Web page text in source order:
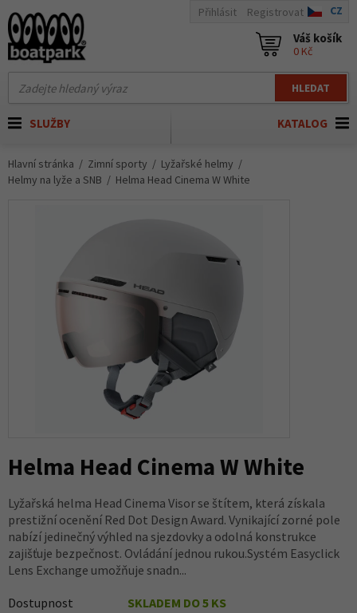
HLEDAT
Přihlásit Registrovat CZ
Váš košík
0 Kč
KATALOG
SLUŽBY
Hlavní stránka Zimní sporty
Lyžařské helmy
Helmy na lyže a SNB
Helma Head Cinema W White
Helma Head Cinema W White
Lyžařská helma Head Cinema Visor se štítem, která získala
prestižní ocenění Red Dot Design Award. Vynikající zorné pole
nabízí jedinečný výhled na sjezdovky a odolná konstrukce
zajišťuje bezpečnost. Ovládání jednou rukou.Systém Easyclick
Lens Exchange umožňuje snadn...
Dostupnost
SKLADEM DO 5 KS